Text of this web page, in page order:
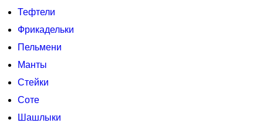
Тефтели
Фрикадельки
Пельмени
Манты
Стейки
Соте
Шашлыки